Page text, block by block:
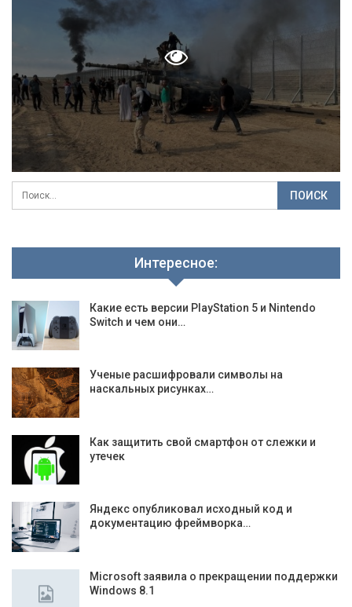
Интересное:
Какие есть версии PlayStation 5 и Nintendo
Switch и чем они…
Ученые расшифровали символы на
наскальных рисунках…
Как защитить свой смартфон от слежки и
утечек
Яндекс опубликовал исходный код и
документацию фреймворка…
Microsoft заявила о прекращении поддержки
Windows 8.1